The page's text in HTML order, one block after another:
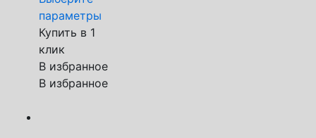
параметры
Купить в 1
клик
В избранное
В избранное